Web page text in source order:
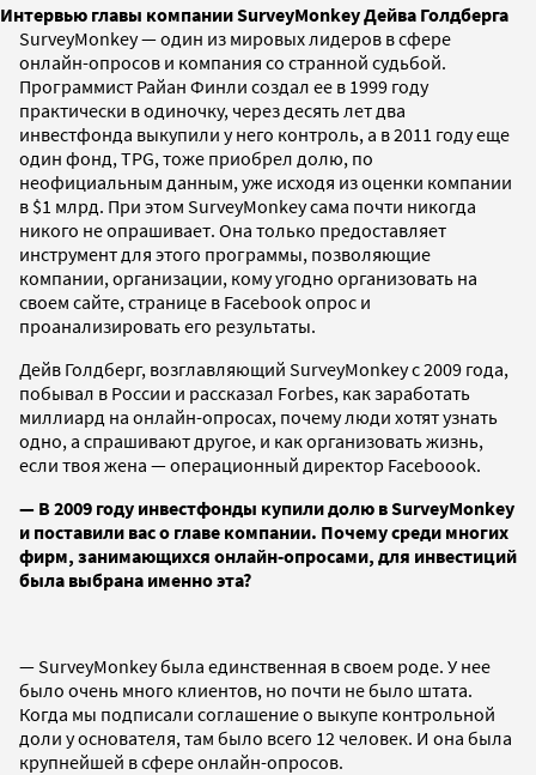
Интервью главы компании SurveyMonkey Дейва Голдберга
SurveyMonkey — один из мировых лидеров в сфере
онлайн-опросов и компания со странной судьбой.
Программист Райан Финли создал ее в 1999 году
практически в одиночку, через десять лет два
инвестфонда выкупили у него контроль, а в 2011 году еще
один фонд, TPG, тоже приобрел долю, по
неофициальным данным, уже исходя из оценки компании
в $1 млрд. При этом SurveyMonkey сама почти никогда
никого не опрашивает. Она только предоставляет
инструмент для этого программы, позволяющие
компании, организации, кому угодно организовать на
своем сайте, странице в Facebook опрос и
проанализировать его результаты.
Дейв Голдберг, возглавляющий SurveyMonkey с 2009 года,
побывал в России и рассказал Forbes, как заработать
миллиард на онлайн-опросах, почему люди хотят узнать
одно, а спрашивают другое, и как организовать жизнь,
если твоя жена — операционный директор Faceboook.
— В 2009 году инвестфонды купили долю в SurveyMonkey
и поставили вас о главе компании. Почему среди многих
фирм, занимающихся онлайн-опросами, для инвестиций
была выбрана именно эта?
— SurveyMonkey была единственная в своем роде. У нее
было очень много клиентов, но почти не было штата.
Когда мы подписали соглашение о выкупе контрольной
доли у основателя, там было всего 12 человек. И она была
крупнейшей в сфере онлайн-опросов.